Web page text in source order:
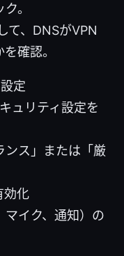
。
て、DNSがVPN
確認。
定
ュリティ設定を
ンス」または「厳
効化
イク、通知）の